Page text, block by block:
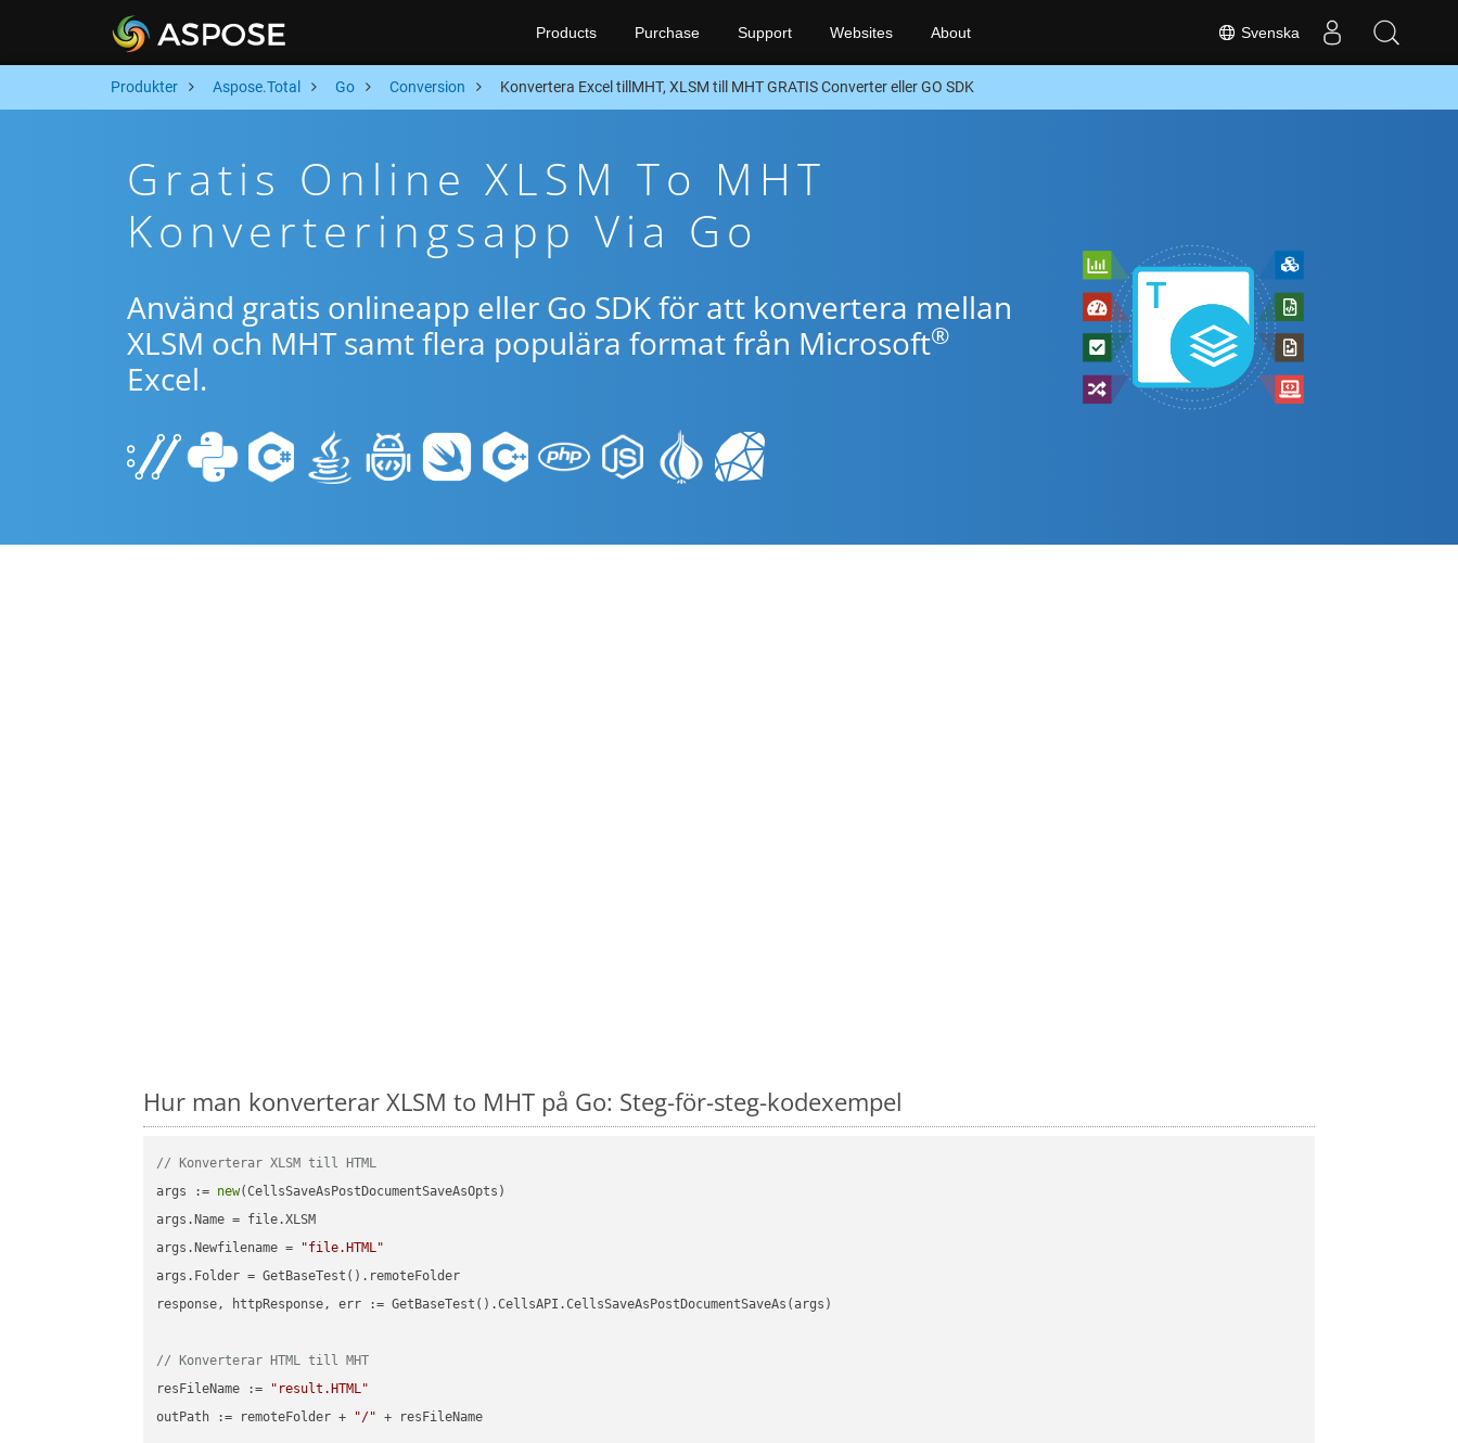
Svenska
Products Purchase Support Websites About
Produkter Aspose.Total Go Conversion Konvertera Excel tillMHT, XLSM till MHT GRATIS Converter eller GO SDK
Gratis Online XLSM To MHT
Konverteringsapp Via Go
Använd gratis onlineapp eller Go SDK för att konvertera mellan
XLSM och MHT samt flera populära format från Microsoft®
Excel.
Hur man konverterar XLSM to MHT på Go: Steg-för-steg-kodexempel
// Konverterar XLSM till HTML
args := new(CellsSaveAsPostDocumentSaveAsOpts)
args.Name = file.XLSM
args.Newfilename =
"file.HTML"
args.Folder = GetBaseTest().remoteFolder
response, httpResponse, err := GetBaseTest().CellsAPI.CellsSaveAsPostDocumentSaveAs(args)
// Konverterar HTML till MHT
resFileName :=
"result.HTML"
outPath := remoteFolder +
"/" + resFileName